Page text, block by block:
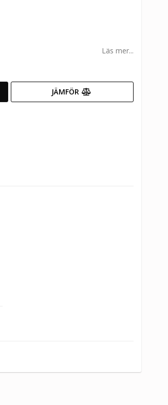
Läs mer...
JÄMFÖR